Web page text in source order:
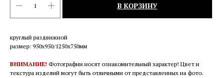
В КОРЗИНУ
круглый раздвижной
размер: 950х950/1250х750мм
ВНИМАНИЕ! Фотографии носят ознакомительный характер! Цвет и
текстура изделий могут быть отличными от представленных на фото.